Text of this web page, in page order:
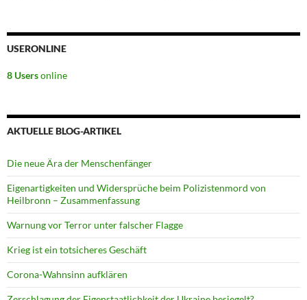
USERONLINE
8 Usersonline
AKTUELLE BLOG-ARTIKEL
Die neue Ära der Menschenfänger
Eigenartigkeiten und Widersprüche beim Polizistenmord von
Heilbronn – Zusammenfassung
Warnung vor Terror unter falscher Flagge
Krieg ist ein totsicheres Geschäft
Corona-Wahnsinn aufklären